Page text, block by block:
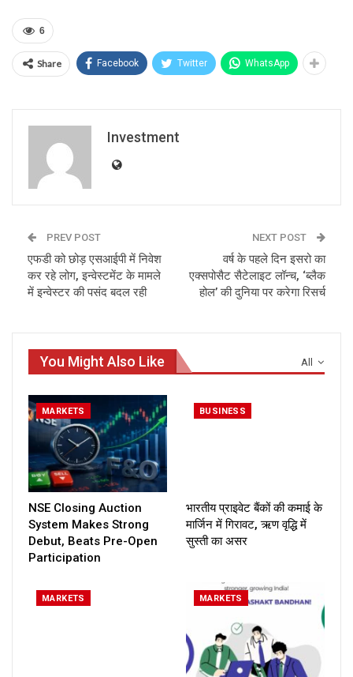
6
Share Facebook Twitter WhatsApp
Investment
PREV POST
एफडी को छोड़ एसआईपी में निवेश
कर रहे लोग, इन्‍वेस्‍टमेंट के मामले
में इन्‍वेस्‍टर की पसंद बदल रही
NEXT POST
वर्ष के पहले दिन इसरो का
एक्सपोसैट सैटेलाइट लॉन्च, ‘ब्लैक
होल’ की दुनिया पर करेगा रिसर्च
All
You Might Also Like
MARKETS
NSE Closing Auction
System Makes Strong
Debut, Beats Pre-Open
Participation
BUSINESS
भारतीय प्राइवेट बैंकों की कमाई के
मार्जिन में गिरावट, ऋण वृद्धि में
सुस्ती का असर
MARKETS MARKETS